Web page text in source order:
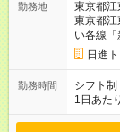
万円へ昇
【試用期
給与は本
厚生の一
ルタイム 日／勤務時間： 6h以上／日 一緒に働くメンバー： 主
婦（夫）
（ひげ）： 髭NG ネイル： ネイ
勤務地
東京都江
東京都
い各線「
日進
勤務時間
シフト制
1日あた
の予定